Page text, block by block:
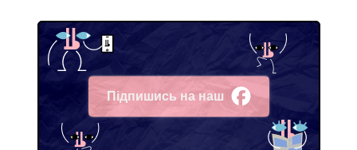
Підпишись на наш
Facebook